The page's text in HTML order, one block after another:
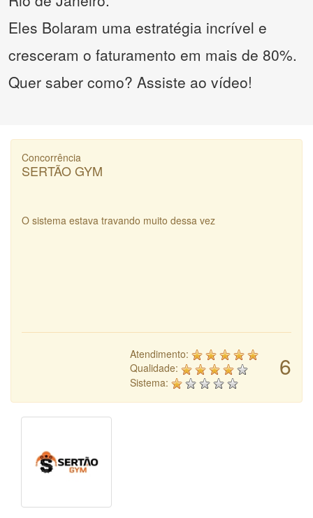
Eles Bolaram uma estratégia incrível e
cresceram o faturamento em mais de 80%.
Quer saber como? Assiste ao vídeo!
Concorrência
SERTÃO GYM
O sistema estava travando muito dessa vez
6
Atendimento:
Qualidade:
Sistema: